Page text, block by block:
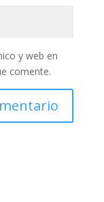
y web en
comente.